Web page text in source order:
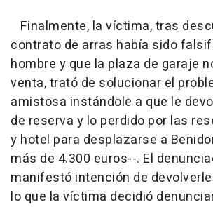
Finalmente, la víctima, tras
contrato de arras había sido
hombre y que la plaza de garaje
venta, trató de solucionar el
amistosa instándole a que le
de reserva y lo perdido por las
y hotel para desplazarse a
más de 4.300 euros--. El
manifestó intención de
lo que la víctima decidió